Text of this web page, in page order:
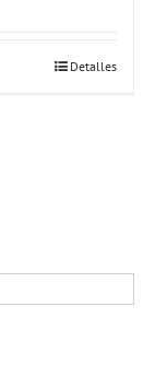
Detalles